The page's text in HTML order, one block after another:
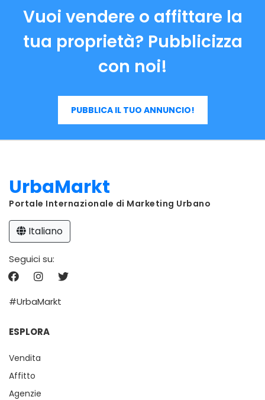
Vuoi vendere o affittare la
tua proprietà? Pubblicizza
con noi!
PUBBLICA IL TUO ANNUNCIO!
UrbaMarkt
Portale Internazionale di Marketing Urbano
Italiano
Seguici su:
#UrbaMarkt
ESPLORA
Vendita
Affitto
Agenzie